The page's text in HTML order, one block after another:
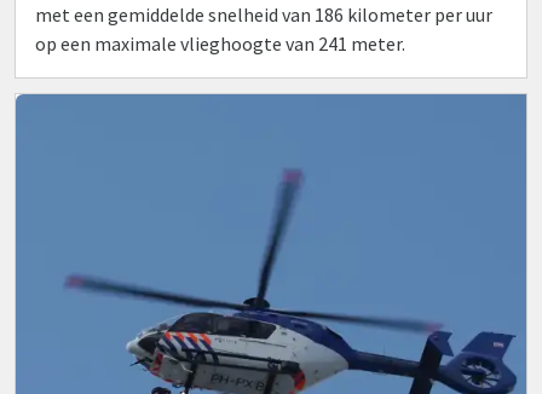
met een gemiddelde snelheid van 186 kilometer per uur
op een maximale vlieghoogte van 241 meter.